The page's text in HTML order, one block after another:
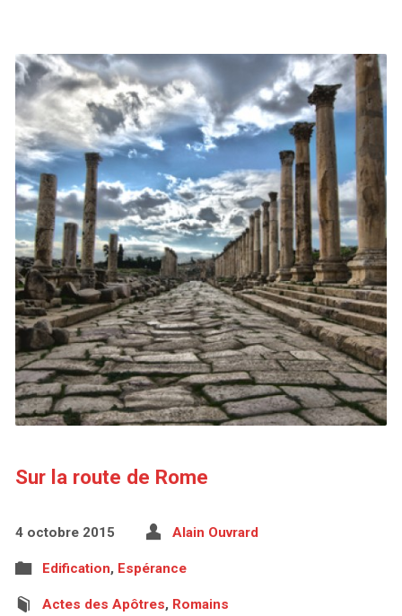
Sur la route de Rome
4 octobre 2015 Alain Ouvrard
Edification, Espérance
Actes des Apôtres, Romains